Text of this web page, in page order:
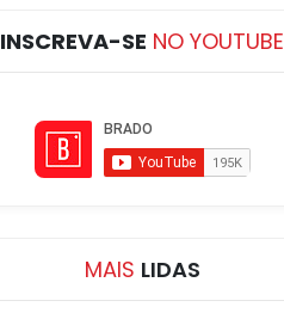
INSCREVA-SE NO YOUTUBE
MAIS LIDAS